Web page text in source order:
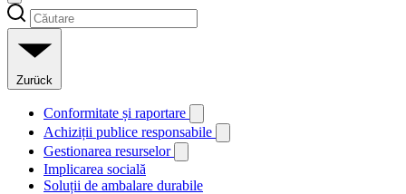
Zurück
Conformitate și raportare
Achiziții publice responsabile
Gestionarea resurselor
Implicarea socială
Soluții de ambalare durabile